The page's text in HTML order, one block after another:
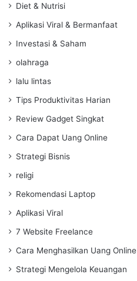
Diet & Nutrisi
Aplikasi Viral & Bermanfaat
Investasi & Saham
olahraga
lalu lintas
Tips Produktivitas Harian
Review Gadget Singkat
Cara Dapat Uang Online
Strategi Bisnis
religi
Rekomendasi Laptop
Aplikasi Viral
7 Website Freelance
Cara Menghasilkan Uang Online
Strategi Mengelola Keuangan